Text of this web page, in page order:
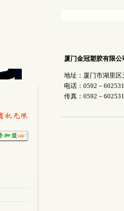
厦门金冠塑胶有限公
地址： 厦门市湖里
电话：0592－
传真：0592－